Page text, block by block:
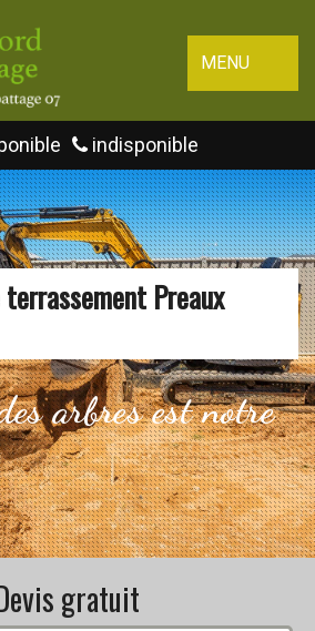
MENU
indisponible
Preaux
arbres est notre
gratuit